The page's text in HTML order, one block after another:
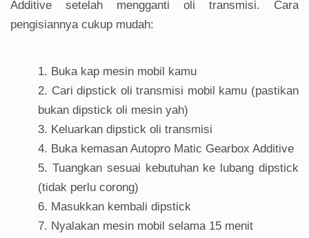
Additive setelah mengganti oli transmisi. Cara
pengisiannya cukup mudah:
Buka kap mesin mobil kamu
Cari dipstick oli transmisi mobil kamu (pastikan
bukan dipstick oli mesin yah)
Keluarkan dipstick oli transmisi
Buka kemasan Autopro Matic Gearbox Additive
Tuangkan sesuai kebutuhan ke lubang dipstick
(tidak perlu corong)
Masukkan kembali dipstick
Nyalakan mesin mobil selama 15 menit